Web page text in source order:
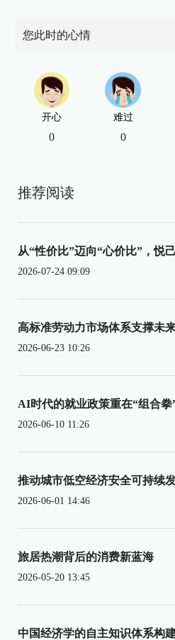
您此时的心情
开心
0
难过
0
推荐阅读
从“性价比”迈向“心价比”，悦
2026-07-24 09:09
高标准劳动力市场体系支撑未
2026-06-23 10:26
AI时代的就业政策重在“组合拳
2026-06-10 11:26
推动城市低空经济安全可持续
2026-06-01 14:46
旅居热潮背后的消费新蓝海
2026-05-20 13:45
中国经济学的自主知识体系构